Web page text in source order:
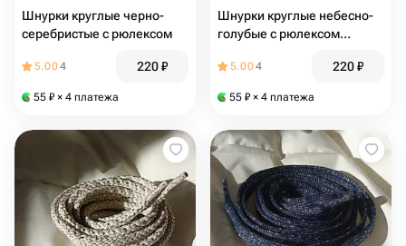
Шнурки круглые черно-
серебристые с рюлексом
5.004 220₽
55 ₽ × 4 платежа
Шнурки круглые небесно-
голубые с рюлексом
5.004 220₽
55 ₽ × 4 платежа